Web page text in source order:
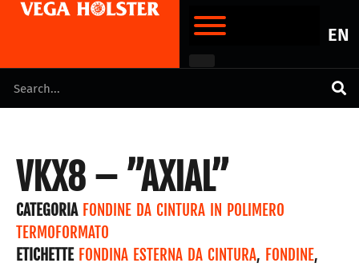
EN
VKX8 – ”AXIAL”
CATEGORIA FONDINE DA CINTURA IN POLIMERO
TERMOFORMATO
ETICHETTE FONDINA ESTERNA DA CINTURA, FONDINE,